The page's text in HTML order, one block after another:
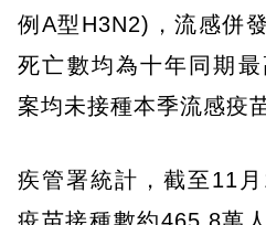
例A型H3N2)，流感併
死亡數均為十年同期
案均未接種本季流感疫
疾管署統計，截至11